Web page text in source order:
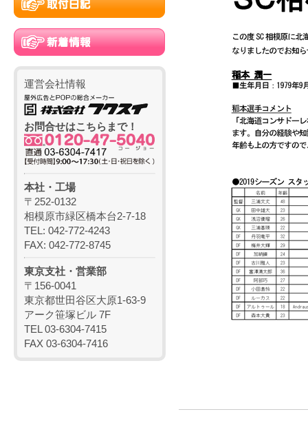
運営会社情報
お問合せはこちらまで！
本社・工場
〒252-0132
相模原市緑区橋本台2-7-18
TEL: 042-772-4243
FAX: 042-772-8745
東京支社・営業部
〒156-0041
東京都世田谷区大原1-63-9
アーク笹塚ビル 7F
TEL 03-6304-7415
FAX 03-6304-7416